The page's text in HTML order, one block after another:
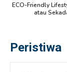
ECO-Friendly
atau
Peristiwa